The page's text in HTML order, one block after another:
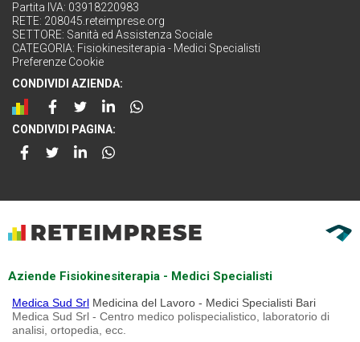
Partita IVA: 03918220983
RETE: 208045.reteimprese.org
SETTORE: Sanità ed Assistenza Sociale
CATEGORIA: Fisiokinesiterapia - Medici Specialisti
Preferenze Cookie
CONDIVIDI AZIENDA:
CONDIVIDI PAGINA:
Aziende Fisiokinesiterapia - Medici Specialisti
Medica Sud Srl Medicina del Lavoro - Medici Specialisti Bari
Medica Sud Srl - Centro medico polispecialistico, laboratorio di
analisi, ortopedia, ecc.